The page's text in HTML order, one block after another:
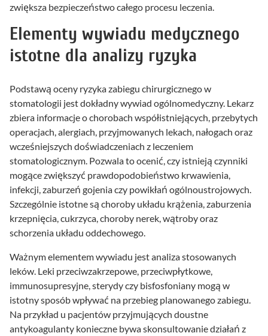
zwiększa bezpieczeństwo całego procesu leczenia.
Elementy wywiadu medycznego
istotne dla analizy ryzyka
Podstawą oceny ryzyka zabiegu chirurgicznego w
stomatologii jest dokładny wywiad ogólnomedyczny. Lekarz
zbiera informacje o chorobach współistniejących, przebytych
operacjach, alergiach, przyjmowanych lekach, nałogach oraz
wcześniejszych doświadczeniach z leczeniem
stomatologicznym. Pozwala to ocenić, czy istnieją czynniki
mogące zwiększyć prawdopodobieństwo krwawienia,
infekcji, zaburzeń gojenia czy powikłań ogólnoustrojowych.
Szczególnie istotne są choroby układu krążenia, zaburzenia
krzepnięcia, cukrzyca, choroby nerek, wątroby oraz
schorzenia układu oddechowego.
Ważnym elementem wywiadu jest analiza stosowanych
leków. Leki przeciwzakrzepowe, przeciwpłytkowe,
immunosupresyjne, sterydy czy bisfosfoniany mogą w
istotny sposób wpływać na przebieg planowanego zabiegu.
Na przykład u pacjentów przyjmujących doustne
antykoagulanty konieczne bywa skonsultowanie działań z